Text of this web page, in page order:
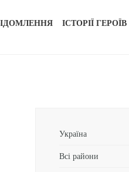
ІСТОРІЇ ГЕРОЇВ
Україна
Всі райони